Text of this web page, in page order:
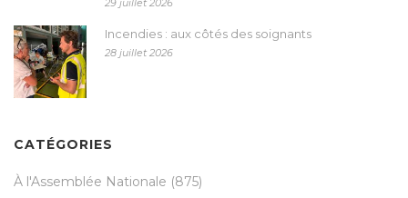
29 juillet 2026
Incendies : aux côtés des soignants
28 juillet 2026
CATÉGORIES
À l'Assemblée Nationale (875)